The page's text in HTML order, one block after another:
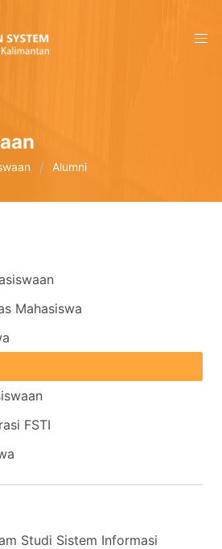
Alumni
Mahasiswa
FSTI
Studi Sistem Informasi